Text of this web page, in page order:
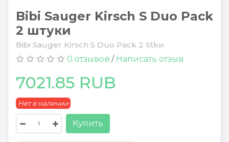
Bibi Sauger Kirsch S Duo Pack
2 штуки
Bibi Sauger Kirsch S Duo Pack 2 Stkи
0 отзывов / Написать отзыв
7021.85 RUB
Нет в наличии
Купить